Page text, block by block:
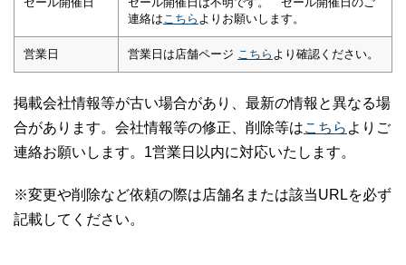
連絡は こちら よりお願いします。
営業日 営業日は店舗ページ こちら より確認ください。
掲載会社情報等が古い場合があり、最新の情報と異なる場
合があります。会社情報等の修正、削除等はこちら よりご
連絡お願いします。1営業日以内に対応いたします。
※変更や削除など依頼の際は店舗名または該当URLを必ず
記載してください。